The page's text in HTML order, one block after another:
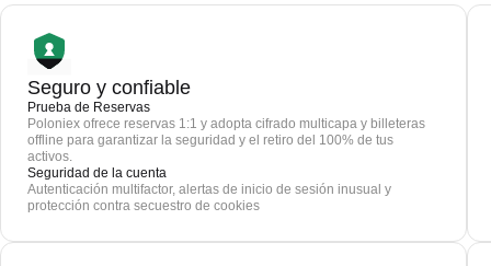
Seguro y confiable
Prueba de Reservas
Poloniex ofrece reservas 1:1 y adopta cifrado multicapa y billeteras
offline para garantizar la seguridad y el retiro del 100% de tus
activos.
Seguridad de la cuenta
Autenticación multifactor, alertas de inicio de sesión inusual y
protección contra secuestro de cookies